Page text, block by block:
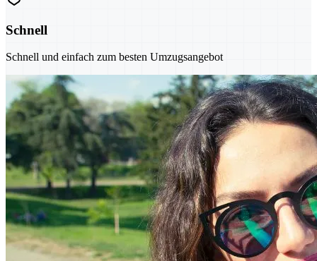
Schnell
Schnell und einfach zum besten Umzugsangebot